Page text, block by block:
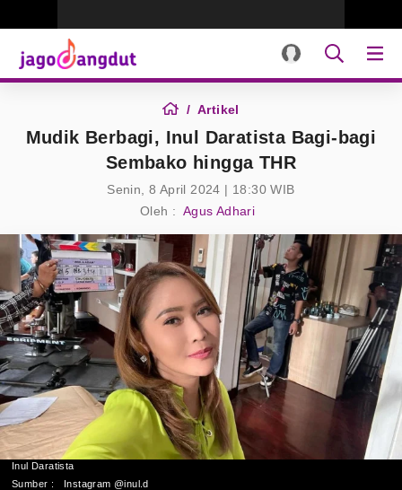
Artikel
Mudik Berbagi, Inul Daratista Bagi-bagi
Sembako hingga THR
Senin, 8 April 2024 | 18:30 WIB
Oleh : Agus Adhari
Inul Daratista
Sumber :
Instagram @inul.d